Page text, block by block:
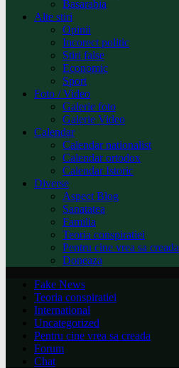
Basarabia
Alte stiri
Opinii
Incorect politic
Stiri false
Economic
Sport
Foto / Video
Galerie foto
Galerie Video
Calendar
Calendar nationalist
Calendar ortodox
Calendar Istoric
Diverse
Aspect Blog
Sanatatea
Familia
Teoria conspiratiei
Pentru cine vrea sa creada
Doneaza
Fake News
Teoria conspiratiei
International
Uncategorized
Pentru cine vrea sa creada
Forum
Chat